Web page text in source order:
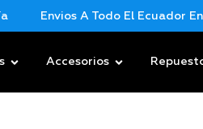
Envios A Todo El Ecuador En
Accesorios